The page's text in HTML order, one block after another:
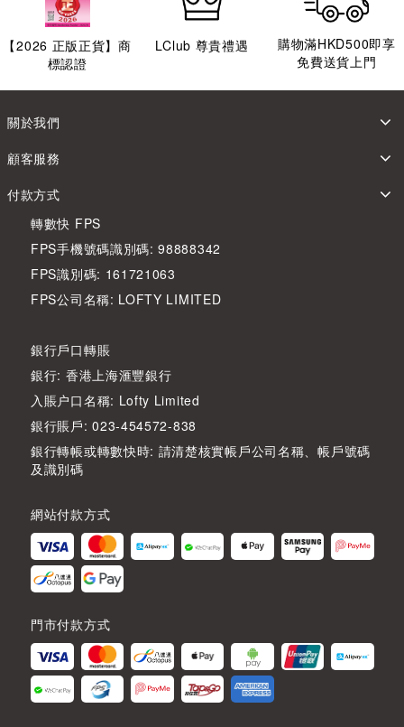
【2026 正版正貨】商
標認證
LClub 尊貴禮遇
購物滿HKD500即享
免費送貨上門
關於我們
顧客服務
付款方式
轉數快 FPS
FPS手機號碼識別碼: 98888342
FPS識別碼: 161721063
FPS公司名稱: LOFTY LIMITED
銀行戶口轉賬
銀行: 香港上海滙豐銀行
入賬户口名稱: Lofty Limited
銀行賬戶: 023-454572-838
銀行轉帳或轉數快時: 請清楚核實帳戶公司名稱、帳戶號碼
及識別碼
網站付款方式
門市付款方式